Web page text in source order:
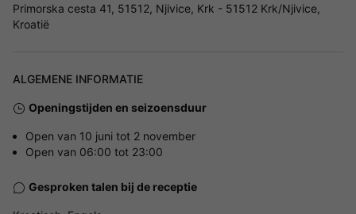
Primorska cesta 41, 51512, Njivice, Krk - 51512 Krk/Njivice,
Kroatië
ALGEMENE INFORMATIE
Openingstijden en seizoensduur
Open van 10 juni tot 2 november
Open van 06:00 tot 23:00
Gesproken talen bij de receptie